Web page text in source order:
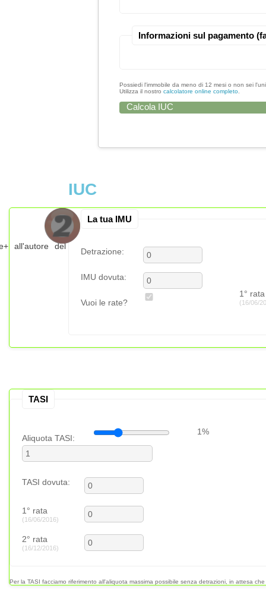
all'autore del
Informazioni sul pagamento
Possiedi l'immobile da meno di 12 mesi o non sei
Utilizza il nostro calcolatore online completo
Calcola IUC
IUC
La tua IMU
Detrazione:
IMU dovuta:
Vuoi le rate?
1° rata
(16/06/
TASI
Aliquota TASI:
TASI dovuta:
1° rata
(16/06/2016)
2° rata
(16/12/2016)
Per la TASI facciamo riferimento all'aliquota massima possibile senza detrazioni, in attesa